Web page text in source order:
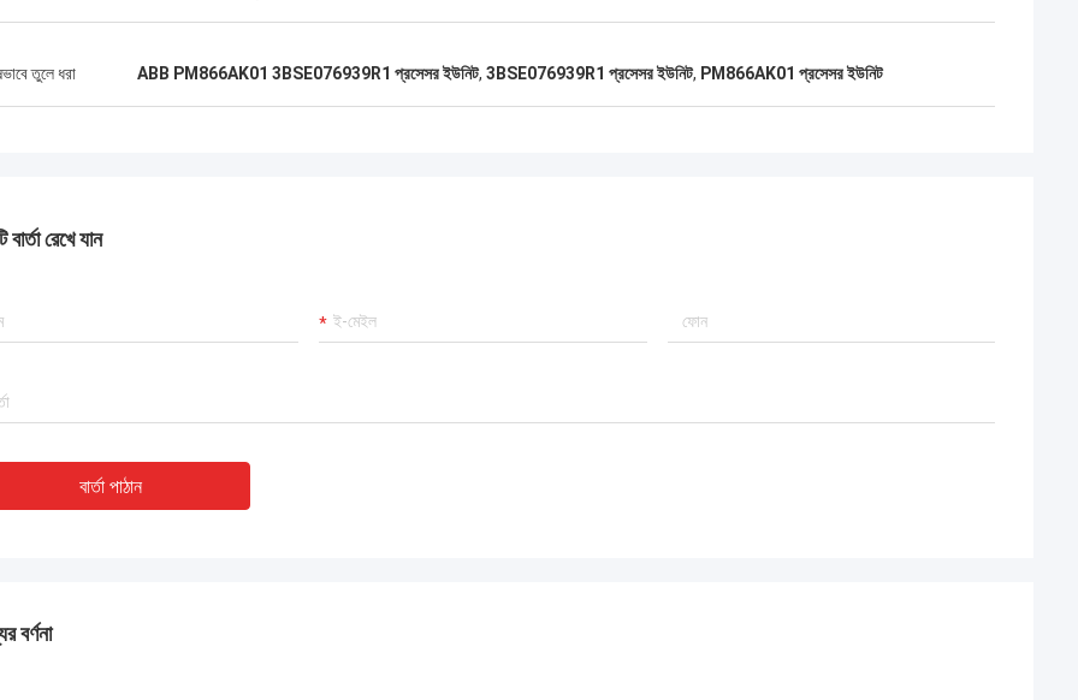
তুলে ধরা ABB PM866AK01 3BSE076939R1 প্রসেসর ইউনিট, 3BSE076939R1 প্রসেসর ইউনিট, PM866AK01 প্রসেসর ইউনিট
বার্তা রেখে যান
বার্তা পাঠান
বর্ণনা